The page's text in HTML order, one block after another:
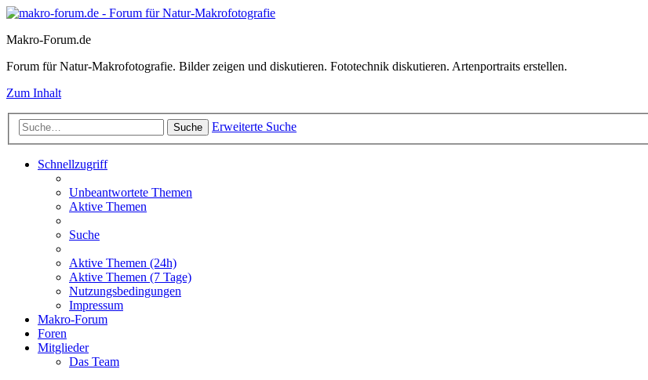
Makro-Forum.de
Forum für Natur-Makrofotografie. Bilder zeigen und diskutieren. Fototechnik diskutieren. Artenportraits erstellen.
Zum Inhalt
Suche Erweiterte Suche
Schnellzugriff
Unbeantwortete Themen
Aktive Themen
Suche
Aktive Themen (24h)
Aktive Themen (7 Tage)
Nutzungsbedingungen
Impressum
Makro-Forum
Foren
Mitglieder
Das Team